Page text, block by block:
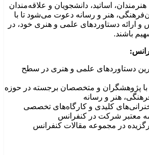
اساتید، دانشجویان و علاقه‌مندان
هنر و رسانه دعوت می‌شود تا با
ارائه دستاوردهای علمی و هنری خود، در
باشند.
دستاوردهای علمی و هنری در سطح
با پژوهشگران و متخصصان برجسته در حوزه
هنر و رسانه
کلیدی و کارگاه‌های تخصصی
معتبر شرکت در کنفرانس
در مجموعه مقالات کنفرانس